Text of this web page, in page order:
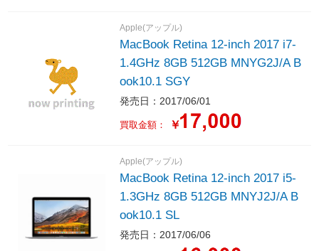
Apple(アップル)
MacBook Retina 12-inch 2017 i7-
1.4GHz 8GB 512GB MNYG2J/A B
ook10.1 SGY
発売日：2017/06/01
買取金額： ￥
Apple(アップル)
MacBook Retina 12-inch 2017 i5-
1.3GHz 8GB 512GB MNYJ2J/A B
ook10.1 SL
発売日：2017/06/06